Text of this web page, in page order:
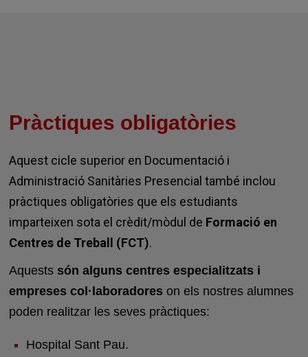
Pràctiques obligatòries
Aquest cicle superior en Documentació i
Administració Sanitàries Presencial també inclou
pràctiques obligatòries que els estudiants
imparteixen sota el crèdit/mòdul de Formació en
Centres de Treball (FCT).
Aquests són alguns centres especialitzats i
empreses col·laboradores on els nostres alumnes
poden realitzar les seves pràctiques:
Hospital Sant Pau.